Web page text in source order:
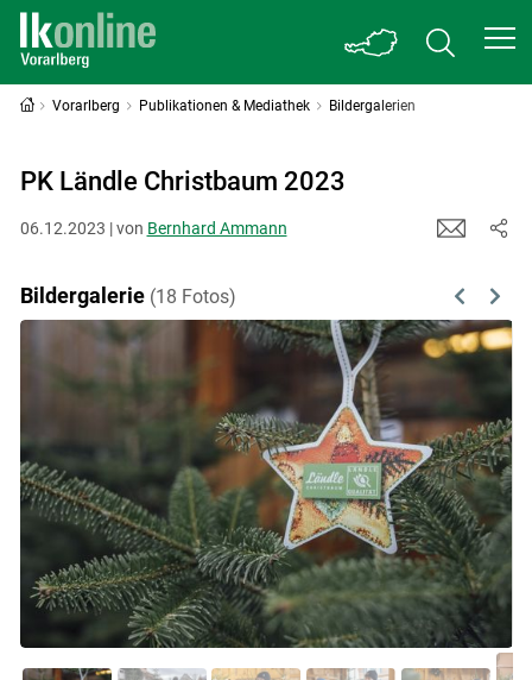
Vorarlberg Publikationen & Mediathek Bildergalerien
PK Ländle Christbaum 2023
06.12.2023 | von Bernhard Ammann
Bildergalerie (18 Fotos) Previous
Next